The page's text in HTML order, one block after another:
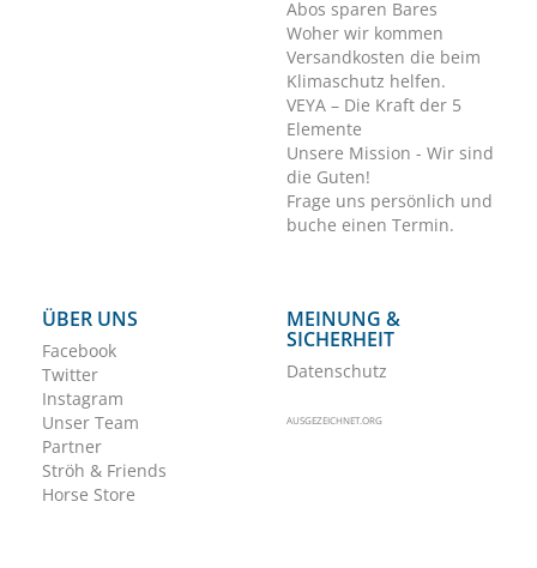
Abos sparen Bares
Woher wir kommen
Versandkosten die beim
Klimaschutz helfen.
VEYA – Die Kraft der 5
Elemente
Unsere Mission - Wir sind
die Guten!
Frage uns persönlich und
buche einen Termin.
ÜBER UNS
Facebook
Twitter
Instagram
Unser Team
Partner
Ströh & Friends
Horse Store
MEINUNG &
SICHERHEIT
Datenschutz
AUSGEZEICHNET.ORG